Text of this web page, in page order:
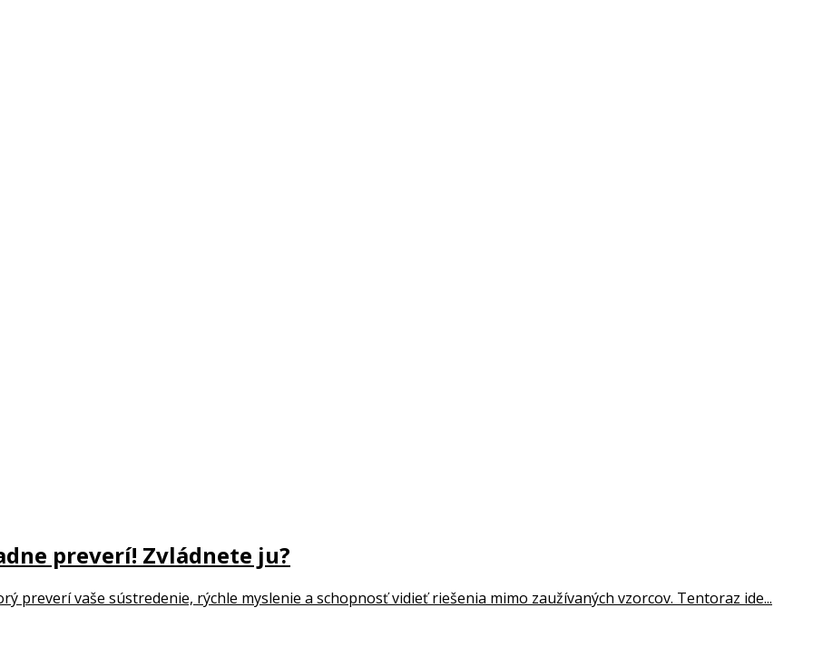
preverí! Zvládnete ju?
preverí vaše sústredenie, rýchle myslenie a schopnosť vidieť riešenia mimo zaužívaných vzorcov. Tentoraz ide...